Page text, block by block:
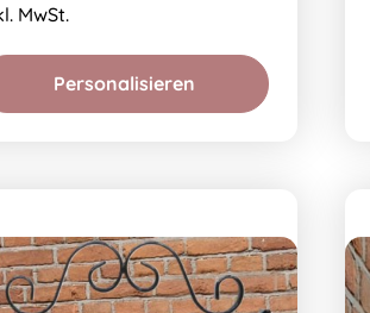
MwSt.
Personalisieren